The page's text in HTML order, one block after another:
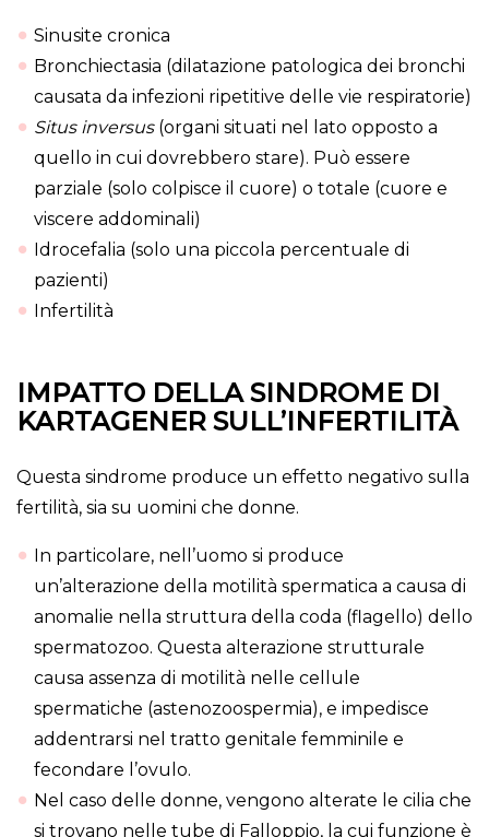
Sinusite cronica
Bronchiectasia (dilatazione patologica dei bronchi
causata da infezioni ripetitive delle vie respiratorie)
Situs inversus (organi situati nel lato opposto a
quello in cui dovrebbero stare). Può essere
parziale (solo colpisce il cuore) o totale (cuore e
viscere addominali)
Idrocefalia (solo una piccola percentuale di
pazienti)
Infertilità
IMPATTO DELLA SINDROME DI
KARTAGENER SULL’INFERTILITÀ
Questa sindrome produce un effetto negativo sulla
fertilità, sia su uomini che donne.
In particolare, nell’uomo si produce
un’alterazione della motilità spermatica a causa di
anomalie nella struttura della coda (flagello) dello
spermatozoo. Questa alterazione strutturale
causa assenza di motilità nelle cellule
spermatiche (astenozoospermia), e impedisce
addentrarsi nel tratto genitale femminile e
fecondare l’ovulo.
Nel caso delle donne, vengono alterate le cilia che
si trovano nelle tube di Falloppio, la cui funzione è